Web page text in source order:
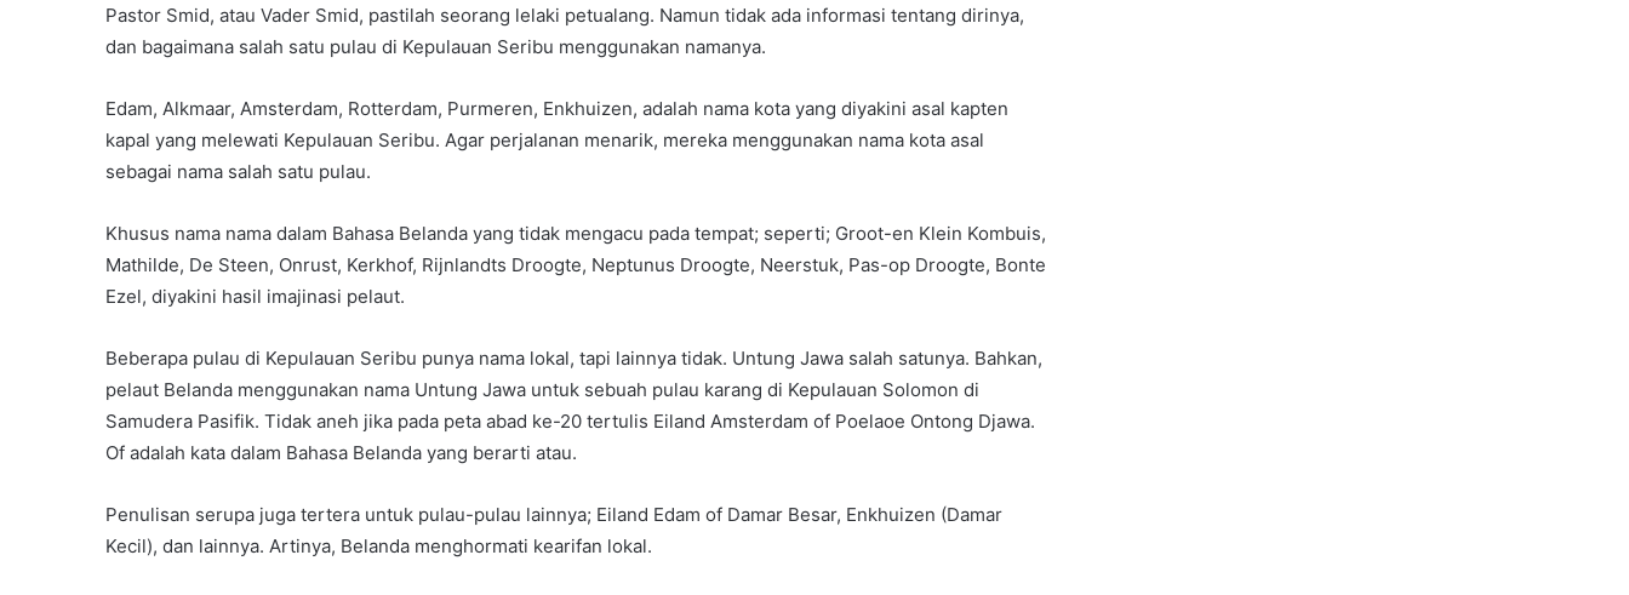
Pastor Smid, atau Vader Smid, pastilah seorang lelaki petualang. Namun tidak ada informasi tentang dirinya,
dan bagaimana salah satu pulau di Kepulauan Seribu menggunakan namanya.
Edam, Alkmaar, Amsterdam, Rotterdam, Purmeren, Enkhuizen, adalah nama kota yang diyakini asal kapten
kapal yang melewati Kepulauan Seribu. Agar perjalanan menarik, mereka menggunakan nama kota asal
sebagai nama salah satu pulau.
Khusus nama nama dalam Bahasa Belanda yang tidak mengacu pada tempat; seperti; Groot-en Klein Kombuis,
Mathilde, De Steen, Onrust, Kerkhof, Rijnlandts Droogte, Neptunus Droogte, Neerstuk, Pas-op Droogte, Bonte
Ezel, diyakini hasil imajinasi pelaut.
Beberapa pulau di Kepulauan Seribu punya nama lokal, tapi lainnya tidak. Untung Jawa salah satunya. Bahkan,
pelaut Belanda menggunakan nama Untung Jawa untuk sebuah pulau karang di Kepulauan Solomon di
Samudera Pasifik. Tidak aneh jika pada peta abad ke-20 tertulis Eiland Amsterdam of Poelaoe Ontong Djawa.
Of adalah kata dalam Bahasa Belanda yang berarti atau.
Penulisan serupa juga tertera untuk pulau-pulau lainnya; Eiland Edam of Damar Besar, Enkhuizen (Damar
Kecil), dan lainnya. Artinya, Belanda menghormati kearifan lokal.